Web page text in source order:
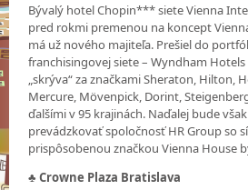
Bývalý hotel Chopin*** siete Vienna
pred rokmi premenou na koncept
má už nového majiteľa. Prešiel do
franchisingovej siete – Wyndham
„skrýva“ za značkami Sheraton, Hilton,
Mercure, Mövenpick, Dorint,
ďalšími v 95 krajinách. Naďalej bude
prevádzkovať spoločnosť HR Group so
prispôsobenou značkou Vienna House
♣ Crowne Plaza Bratislava